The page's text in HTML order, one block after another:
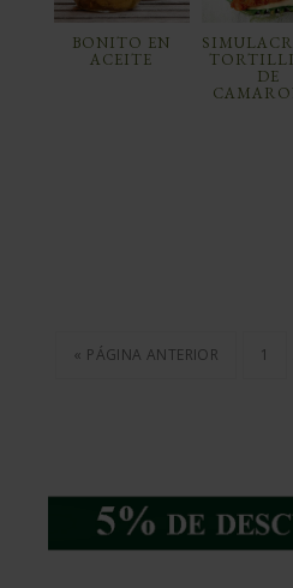
BONITO EN
ACEITE
DE
« PÁGINA ANTERIOR 1